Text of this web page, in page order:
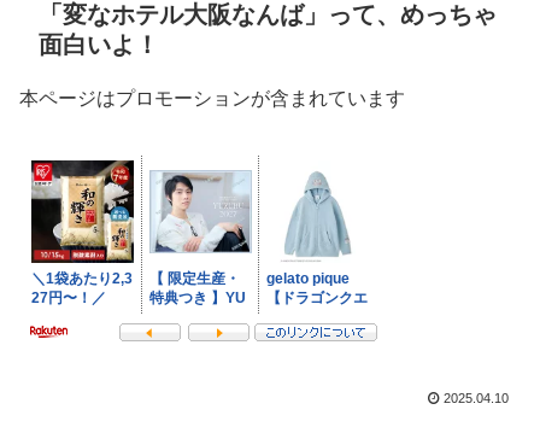
「変なホテル大阪なんば」って、めっちゃ
面白いよ！
本ページはプロモーションが含まれています
2025.04.10